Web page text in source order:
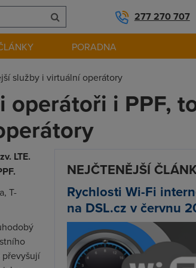
277 270 707
PORADNA
služby i virtuální operátory
operátoři i PPF,
LTE.
T-
NEJČTENĚJŠÍ
Rychlosti Wi-Fi
na DSL.cz v červnu